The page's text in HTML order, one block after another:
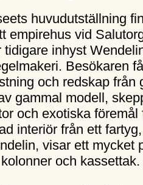
huvudutställning
empirehus vid
tidigare inhyst
Besökaren
och redskap från
gammal modell,
och exotiska
interiör från ett
visar ett mycket
och kassettak.